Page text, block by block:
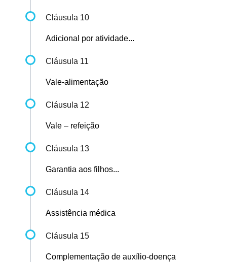
Cláusula 10
Adicional por atividade...
Cláusula 11
Vale-alimentação
Cláusula 12
Vale – refeição
Cláusula 13
Garantia aos filhos...
Cláusula 14
Assistência médica
Cláusula 15
Complementação de auxílio-doença